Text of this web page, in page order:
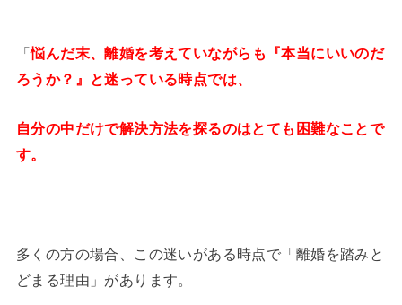
「悩んだ末、離婚を考えていながらも『本当にいいのだ
ろうか？』と迷っている時点では、
自分の中だけで解決方法を探るのはとても困難なことで
す。
多くの方の場合、この迷いがある時点で「離婚を踏みと
どまる理由」があります。